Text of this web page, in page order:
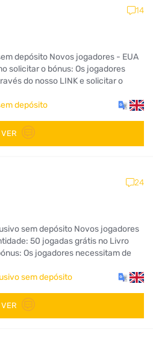
14
depósito Novos jogadores - EUA
solicitar o bónus: Os jogadores
do nosso LINK e solicitar o
depósito
VER
24
sem depósito Novos jogadores
50 jogadas grátis no Livro
Os jogadores necessitam de
sem depósito
VER